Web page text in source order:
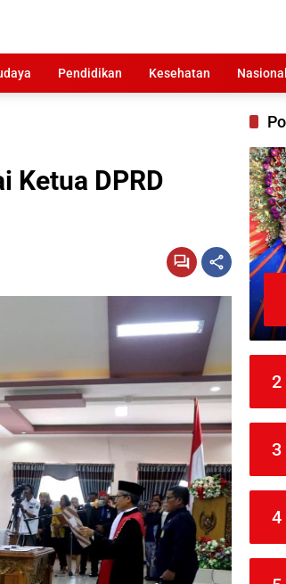
Pendidikan Kesehatan Nasional
Ketua DPRD
2
3
4